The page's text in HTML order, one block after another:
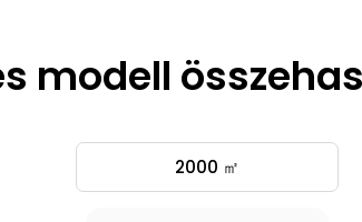
modell
2000 ㎡